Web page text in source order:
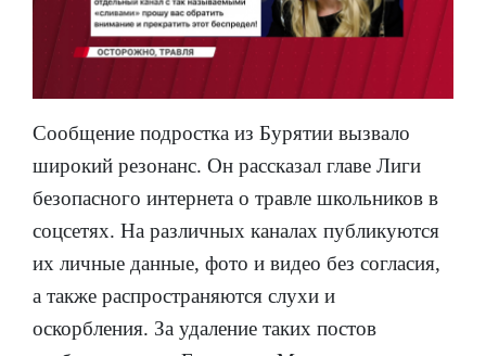
Сообщение подростка из Бурятии вызвало
широкий резонанс. Он рассказал главе Лиги
безопасного интернета о травле школьников в
соцсетях. На различных каналах публикуются
их личные данные, фото и видео без согласия,
а также распространяются слухи и
оскорбления. За удаление таких постов